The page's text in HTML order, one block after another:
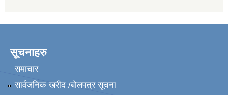
सूचनाहरु
समाचार
सार्वजनिक खरीद /बोलपत्र सूचना